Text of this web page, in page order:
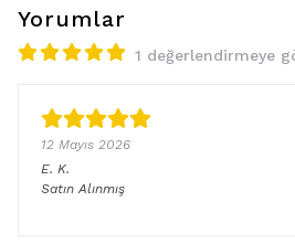
Yorumlar
1 değerlendirmeye
12 Mayıs 2026
E. K.
Satın Alınmış